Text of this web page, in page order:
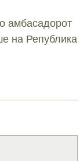
амбасадорот
на Република